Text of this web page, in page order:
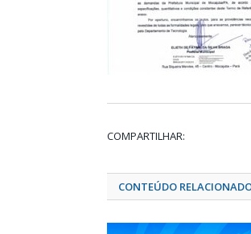
COMPARTILHAR:
CONTEÚDO